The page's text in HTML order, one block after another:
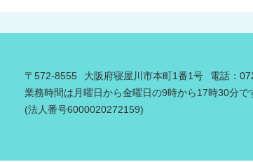
〒572-8555 大阪府寝屋川市本町1番1号
電話：
業務時間は月曜日から金曜日の9時から17時30分で
(法人番号6000020272159)